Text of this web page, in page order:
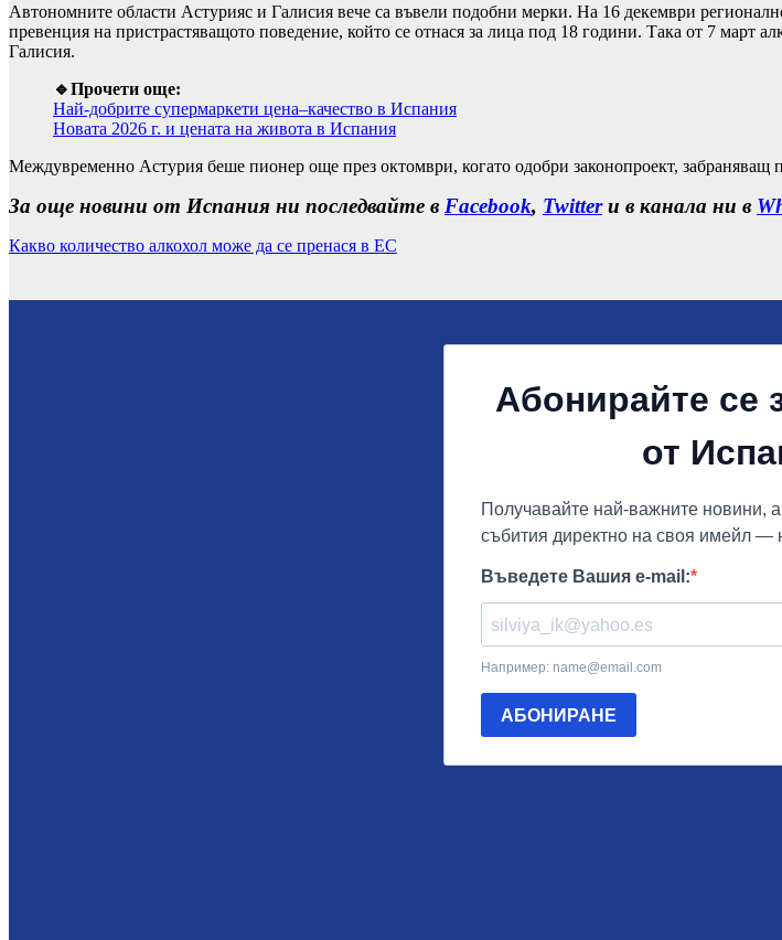
Автономните области Астурияс и Галисия вече са въвели подобни мерки. На 16 декември
превенция на пристрастяващото поведение, който се отнася за лица под 18 години. Така от 7 март
Галисия.
🔹Прочети още:
Най-добрите супермаркети цена–качество в Испания
Новата 2026 г. и цената на живота в Испания
Междувременно Астурия беше пионер още през октомври, когато одобри законопроект,
За още новини от Испания ни последвайте в Facebook, Twitterи в канала ни в
Какво количество алкохол може да се пренася в ЕС